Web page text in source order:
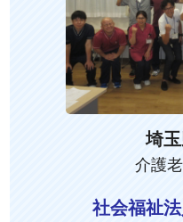
埼
介護
社会福祉